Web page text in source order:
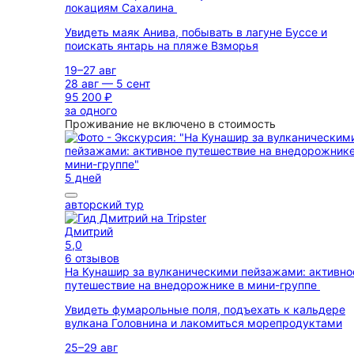
локациям Сахалина
Увидеть маяк Анива, побывать в лагуне Буссе и
поискать янтарь на пляже Взморья
19–27 авг
28 авг — 5 сент
95 200 ₽
за одного
Проживание не включено в стоимость
5 дней
авторский тур
Дмитрий
5,0
6 отзывов
На Кунашир за вулканическими пейзажами:
путешествие на внедорожнике в мини-группе
Увидеть фумарольные поля, подъехать к кальдере
вулкана Головнина и лакомиться морепродуктами
25–29 авг